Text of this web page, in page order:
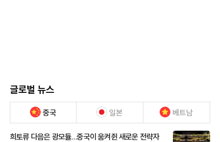
글로벌 뉴스
중국 일본 베트남
희토류 다음은 광모듈…중국이 움켜쥔 새로운 전략자